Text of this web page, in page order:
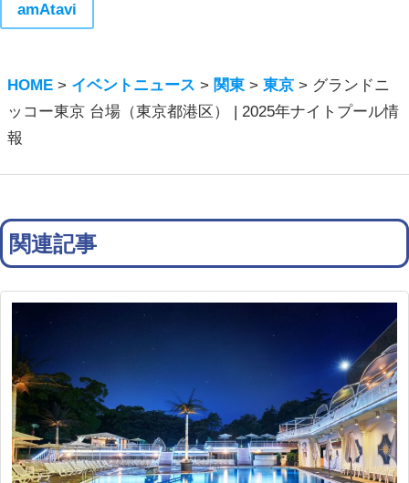
amAtavi
HOME > イベントニュース > 関東 >東京 > グランドニ
ッコー東京 台場（東京都港区） | 2025年ナイトプール情
報
関連記事